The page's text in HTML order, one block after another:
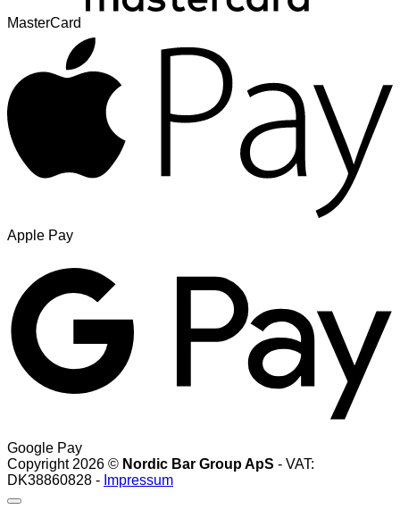
MasterCard
Apple Pay
Google Pay
Copyright 2026 © Nordic Bar Group ApS - VAT:
DK38860828 - Impressum